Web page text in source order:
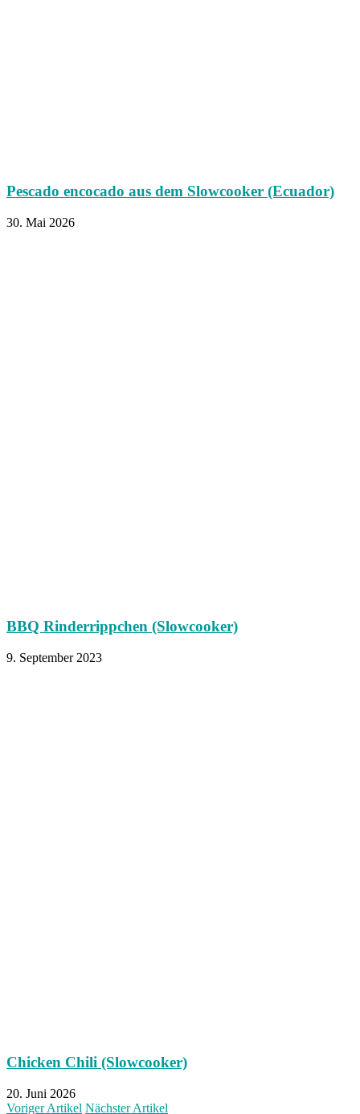
Pescado encocado aus dem Slowcooker (Ecuador)
30. Mai 2026
BBQ Rinderrippchen (Slowcooker)
9. September 2023
Chicken Chili (Slowcooker)
20. Juni 2026
Voriger Artikel Nächster Artikel